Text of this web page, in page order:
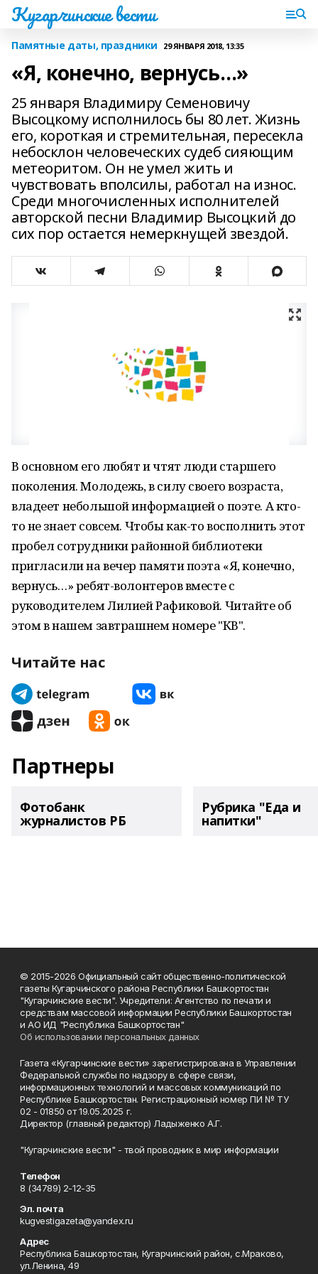
Кугарчинские вести
Памятные даты, праздники 29 ЯНВАРЯ 2018, 13:35
«Я, конечно, вернусь…»
25 января Владимиру Семеновичу
Высоцкому исполнилось бы 80 лет. Жизнь
его, короткая и стремительная, пересекла
небосклон человеческих судеб сияющим
метеоритом. Он не умел жить и
чувствовать вполсилы, работал на износ.
Среди многочисленных исполнителей
авторской песни Владимир Высоцкий до
сих пор остается немеркнущей звездой.
В основном его любят и чтят люди старшего
поколения. Молодежь, в силу своего возраста,
владеет небольшой информацией о поэте. А кто-
то не знает совсем. Чтобы как-то восполнить этот
пробел сотрудники районной библиотеки
пригласили на вечер памяти поэта «Я, конечно,
вернусь…» ребят-волонтеров вместе с
руководителем Лилией Рафиковой. Читайте об
этом в нашем завтрашнем номере "КВ".
Читайте нас
Партнеры
Фотобанк
журналистов РБ
Рубрика "Еда и
напитки"
© 2015-2026 Официальный сайт общественно-политической
газеты Кугарчинского района Республики Башкортостан
"Кугарчинские вести". Учредители: Агентство по печати и
средствам массовой информации Республики Башкортостан
и АО ИД "Республика Башкортостан"
Об использовании персональных данных
Газета «Кугарчинские вести» зарегистрирована в Управлении
Федеральной службы по надзору в сфере связи,
информационных технологий и массовых коммуникаций по
Республике Башкортостан. Регистрационный номер ПИ № ТУ
02 - 01850 от 19.05.2025 г.
Директор (главный редактор) Ладыженко А.Г.
"Кугарчинские вести" - твой проводник в мир информации
Телефон
8 (34789) 2-12-35
Эл. почта
kugvestigazeta@yandex.ru
Адрес
Республика Башкортостан, Кугарчинский район, с.Мраково,
ул.Ленина, 49